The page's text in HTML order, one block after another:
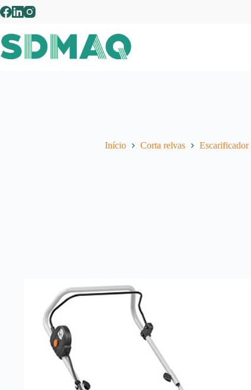
Pular
para
conteúdo
Início Corta relvas Escarificador